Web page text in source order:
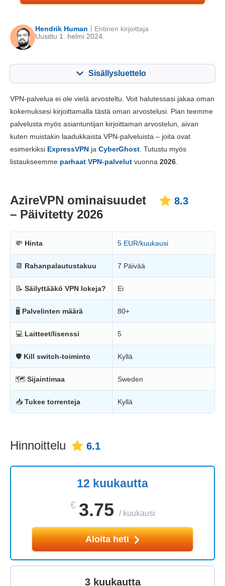
Hendrik Human
Uusittu 1. helmi 2024
Entinen kirjoittaja
Sisällysluettelo
Perustoiminnot 8.3
Sovellukset ja asentaminen 8.8
Luotettavuus ja tukipalvelut 8.5
VPN-palvelua ei ole vielä arvosteltu. Voit halutessasi jakaa oman
kokemuksesi kirjoittamalla tästä oman arvostelusi. Pian teemme
palvelusta myös asiantuntijan kirjoittaman arvostelun, aivan
kuten muistakin laadukkaista VPN-palveluista – joita ovat
esimerkiksi ExpressVPN ja CyberGhost . Tutustu myös
listaukseemme parhaat VPN-palvelut vuonna 2026
AzireVPN ominaisuudet
– Päivitetty 2026
8.3
💸 Hinta 5 EUR/kuukausi
📆 Rahanpalautustakuu 7 Päivää
📝 Säilyttääkö VPN lokeja? Ei
🖥 Palvelinten määrä 80+
💻 Laitteet/lisenssi 5
🛡 Kill switch-toiminto Kyllä
🗺 Sijaintimaa Sweden
📥 Tukee torrenteja Kyllä
Hinnoittelu 6.1
12 kuukautta
€ 3.75 / kuukausi
Aloita heti
3 kuukautta